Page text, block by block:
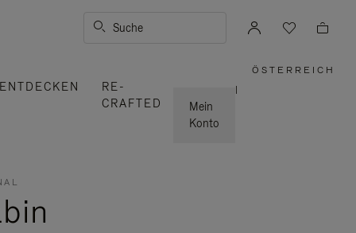
Suche
ENTDECKEN
RE-
CRAFTED
Mein
Konto
ÖSTERREICH
|